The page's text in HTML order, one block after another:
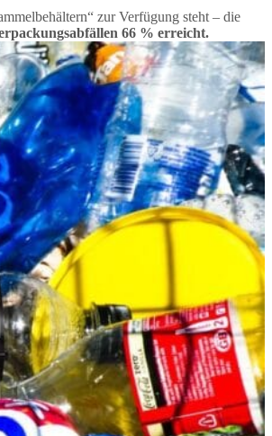
zur Verfügung steht – die
66 % erreicht.